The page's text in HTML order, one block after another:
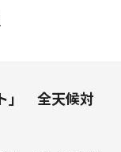
」 全天候対